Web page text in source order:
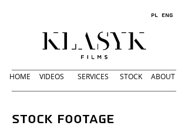
ENG
PL
STOCK FOOTAGE
HOME VIDEOS SERVICES STOCK ABOUT